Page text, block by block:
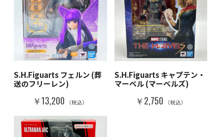
S.H.Figuarts フェルン (葬
送のフリーレン)
￥13,200 （税込）
S.H.Figuarts キャプテン・
マーベル (マーベルズ)
￥2,750 （税込）